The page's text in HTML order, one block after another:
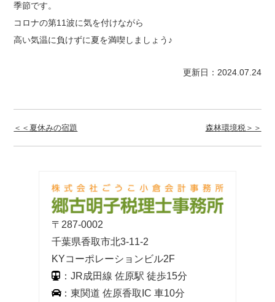
季節です。
コロナの第11波に気を付けながら
高い気温に負けずに夏を満喫しましょう♪
更新日：2024.07.24
＜＜夏休みの宿題 森林環境税＞＞
〒287-0002
千葉県香取市北3-11-2
KYコーポレーションビル2F
：JR成田線 佐原駅 徒歩15分
：東関道 佐原香取IC 車10分